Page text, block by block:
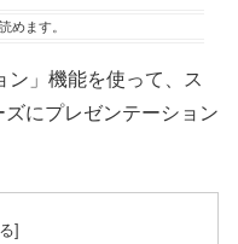
めます。
」機能を使って、ス
にプレゼンテーション